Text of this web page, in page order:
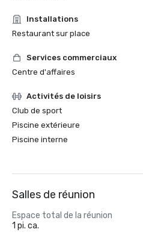
Installations
Restaurant sur place
Services commerciaux
Centre d'affaires
Activités de loisirs
Club de sport
Piscine extérieure
Piscine interne
Salles de réunion
Espace total de la réunion
1 pi. ca.